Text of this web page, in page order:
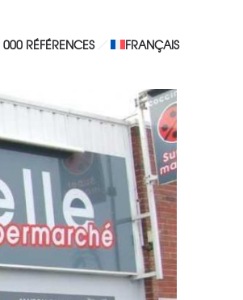
000 RÉFÉRENCES FRANÇAIS